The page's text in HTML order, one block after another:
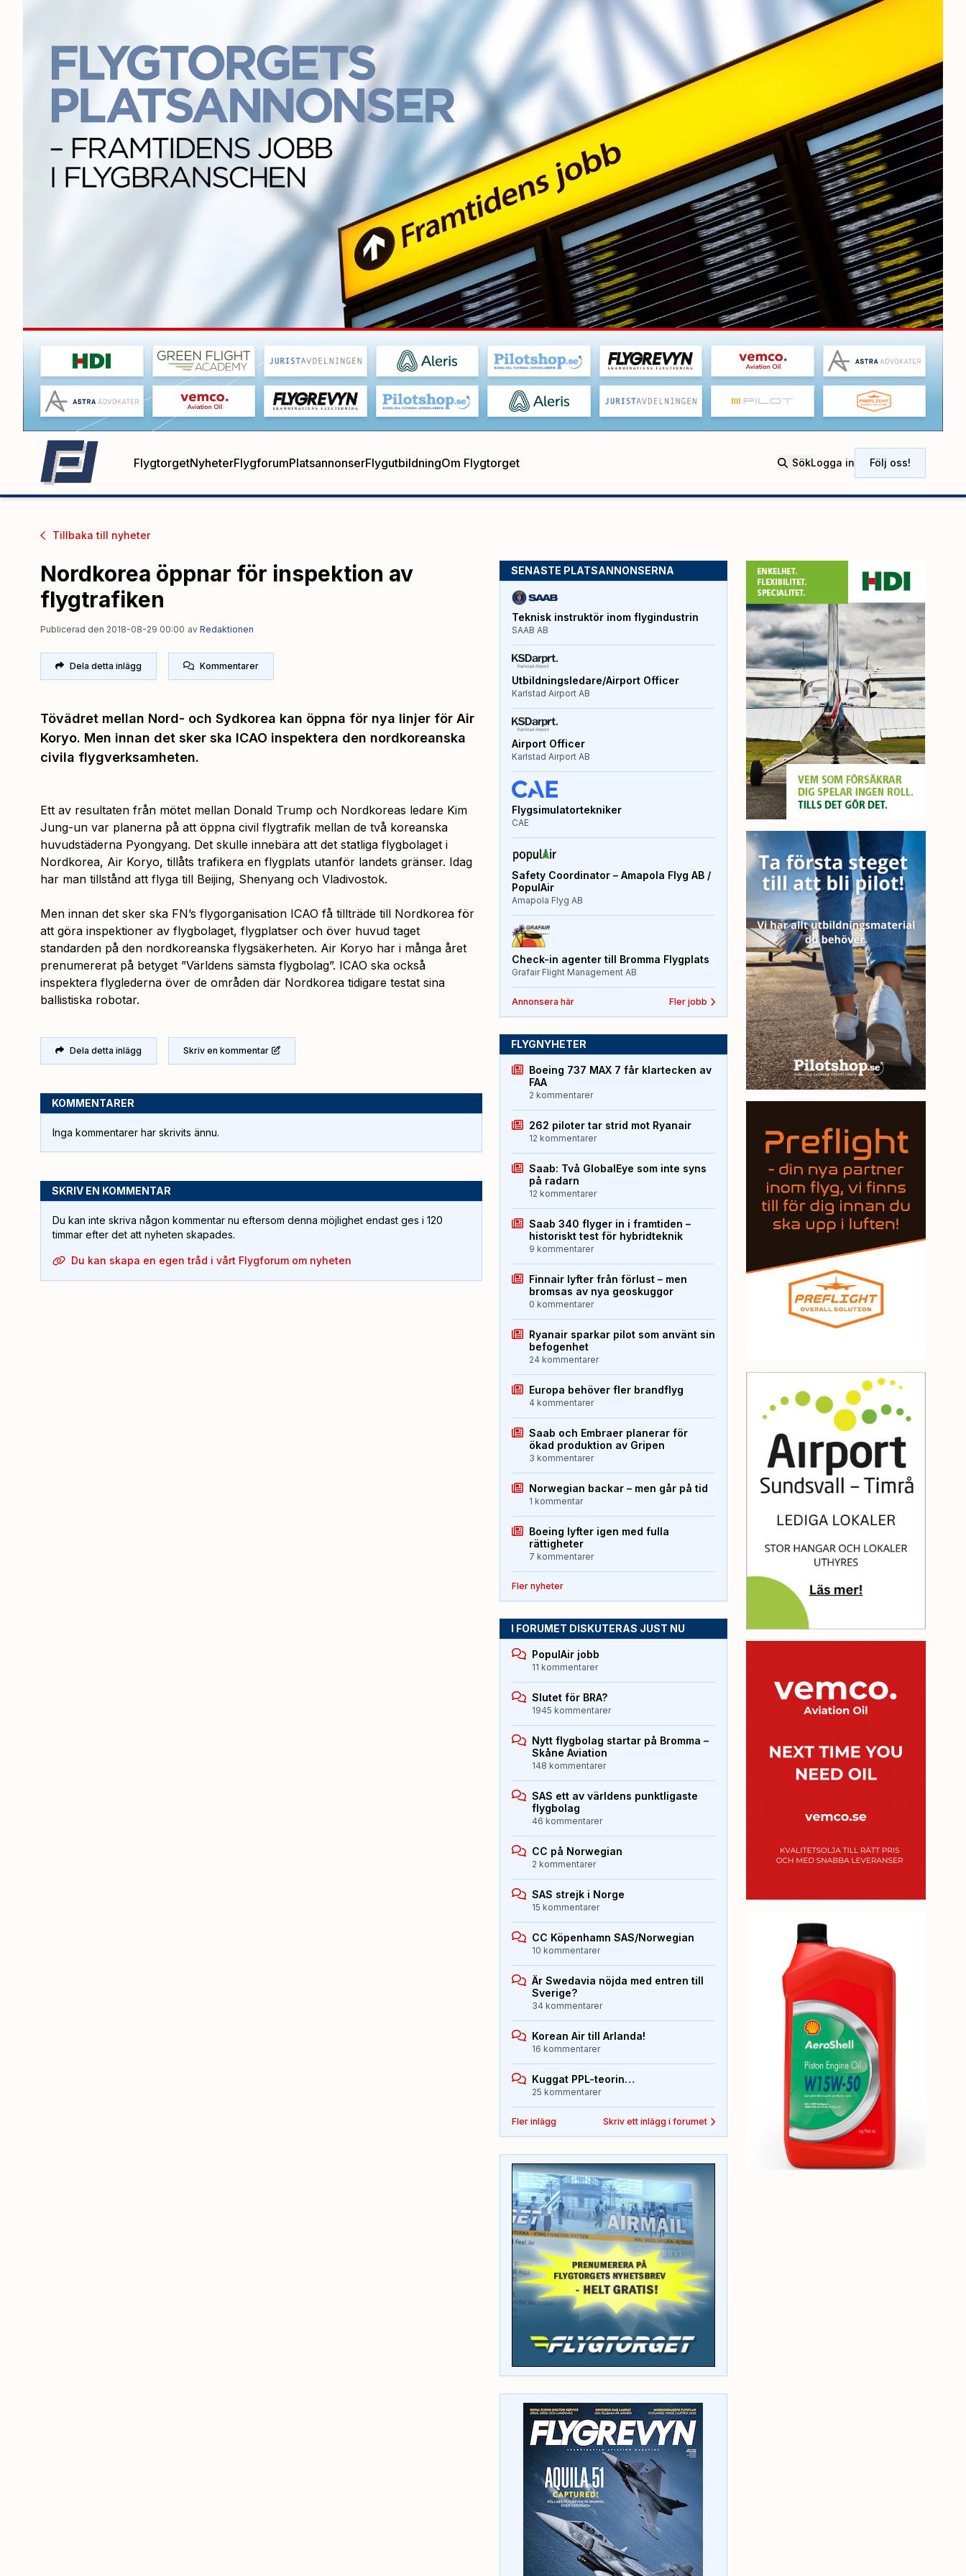
FlygtorgetNyheterFlygforumPlatsannonserFlygutbildningOm Flygtorget SökLogga in Följ oss!
Tillbaka till nyheter
Nordkorea öppnar för inspektion av
flygtrafiken
Publicerad den 2018-08-29 00:00 av Redaktionen
Dela detta inlägg Kommentarer
Tövädret mellan Nord- och Sydkorea kan öppna för nya linjer för Air
Koryo. Men innan det sker ska ICAO inspektera den nordkoreanska
civila flygverksamheten.
Ett av resultaten från mötet mellan Donald Trump och Nordkoreas ledare Kim
Jung-un var planerna på att öppna civil flygtrafik mellan de två koreanska
huvudstäderna Pyongyang. Det skulle innebära att det statliga flygbolaget i
Nordkorea, Air Koryo, tillåts trafikera en flygplats utanför landets gränser. Idag
har man tillstånd att flyga till Beijing, Shenyang och Vladivostok.
Men innan det sker ska FN’s flygorganisation ICAO få tillträde till Nordkorea för
att göra inspektioner av flygbolaget, flygplatser och över huvud taget
standarden på den nordkoreanska flygsäkerheten. Air Koryo har i många året
prenumererat på betyget ”Världens sämsta flygbolag”. ICAO ska också
inspektera flyglederna över de områden där Nordkorea tidigare testat sina
ballistiska robotar.
Dela detta inlägg Skriv en kommentar
KOMMENTARER
Inga kommentarer har skrivits ännu.
SKRIV EN KOMMENTAR
Du kan inte skriva någon kommentar nu eftersom denna möjlighet endast ges i 120
timmar efter det att nyheten skapades.
Du kan skapa en egen tråd i vårt Flygforum om nyheten
SENASTE PLATSANNONSERNA
Teknisk instruktör inom flygindustrin
SAAB AB
Utbildningsledare/Airport Officer
Karlstad Airport AB
Airport Officer
Karlstad Airport AB
Flygsimulatortekniker
CAE
Safety Coordinator – Amapola Flyg AB /
PopulAir
Amapola Flyg AB
Check-in agenter till Bromma Flygplats
Grafair Flight Management AB
Annonsera här Fler jobb
FLYGNYHETER
Boeing 737 MAX 7 får klartecken av
FAA
2 kommentarer
262 piloter tar strid mot Ryanair
12 kommentarer
Saab: Två GlobalEye som inte syns
på radarn
12 kommentarer
Saab 340 flyger in i framtiden –
historiskt test för hybridteknik
9 kommentarer
Finnair lyfter från förlust – men
bromsas av nya geoskuggor
0 kommentarer
Ryanair sparkar pilot som använt sin
befogenhet
24 kommentarer
Europa behöver fler brandflyg
4 kommentarer
Saab och Embraer planerar för
ökad produktion av Gripen
3 kommentarer
Norwegian backar – men går på tid
1 kommentar
Boeing lyfter igen med fulla
rättigheter
7 kommentarer
Fler nyheter
I FORUMET DISKUTERAS JUST NU
PopulAir jobb
11 kommentarer
Slutet för BRA?
1945 kommentarer
Nytt flygbolag startar på Bromma –
Skåne Aviation
148 kommentarer
SAS ett av världens punktligaste
flygbolag
46 kommentarer
CC på Norwegian
2 kommentarer
SAS strejk i Norge
15 kommentarer
CC Köpenhamn SAS/Norwegian
10 kommentarer
Är Swedavia nöjda med entren till
Sverige?
34 kommentarer
Korean Air till Arlanda!
16 kommentarer
Kuggat PPL-teorin…
25 kommentarer
Fler inlägg Skriv ett inlägg i forumet